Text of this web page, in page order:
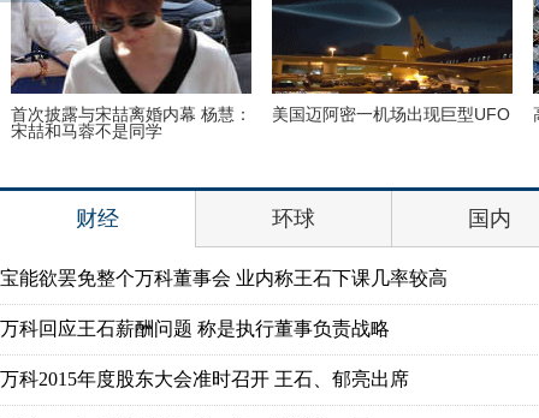
巴西：2016里约动漫节精彩上演
花式Cosplay美女趣味十足
里约奥运会前瞻：美国男子体操
财经 环球 国内
宝能欲罢免整个万科董事会 业内称王石下课几率较高
万科回应王石薪酬问题 称是执行董事负责战略
万科2015年度股东大会准时召开 王石、郁亮出席